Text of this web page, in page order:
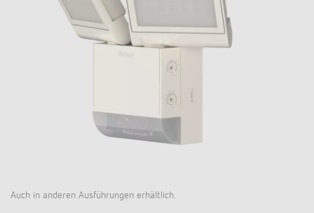
Auch in anderen Ausführungen erhältlich.